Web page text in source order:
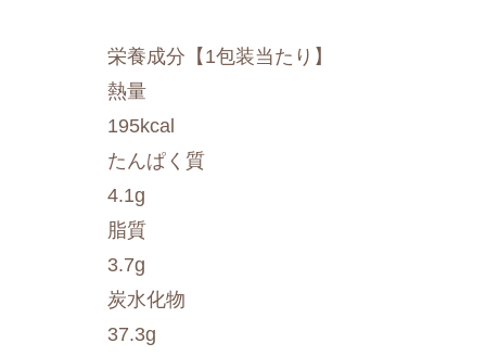
栄養成分【1包装当たり】
熱量
195kcal
たんぱく質
4.1g
脂質
3.7g
炭水化物
37.3g